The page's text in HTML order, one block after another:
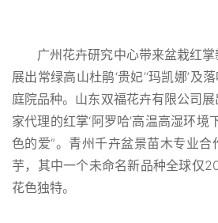
广州花卉研究中心带来盆栽红
展出常绿高山杜鹃‘贵妃’‘玛凯娜’及落
庭院品种。山东双福花卉有限公司
家代理的红掌‘阿罗哈’高温高湿环境
色的爱”。青州千卉盆景苗木专业
芋，其中一个未命名新品种全球仅
花色独特。